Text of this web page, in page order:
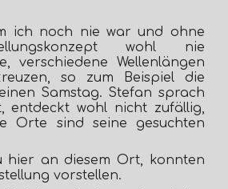
ich noch nie war und ohne
wohl nie
verschiedene Wellenlängen
so zum Beispiel die
Samstag. Stefan sprach
entdeckt wohl nicht zufällig,
Orte sind seine gesuchten
hier an diesem Ort, konnten
vorstellen.